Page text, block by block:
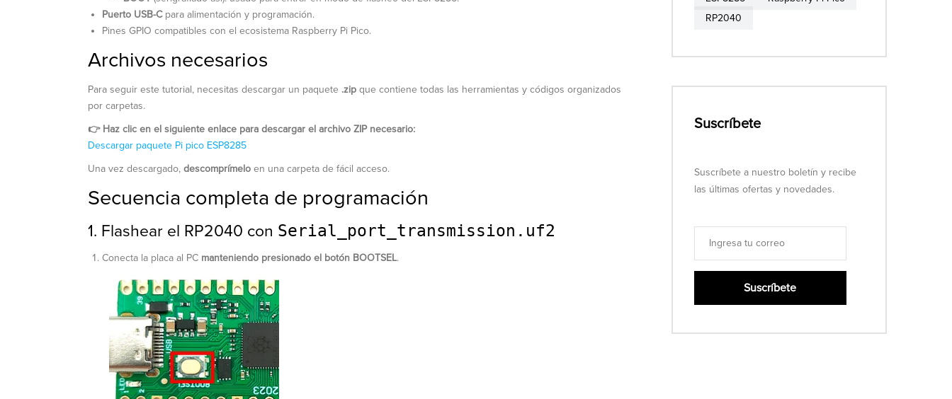
Puerto USB-Cpara alimentación y programación.
Pines GPIO compatibles con el ecosistema Raspberry Pi Pico.
Archivos necesarios
Para seguir este tutorial, necesitas descargar un paquete .zip que contiene todas las herramientas y códigos organizados
por carpetas.
👉 Haz clic en el siguiente enlace para descargar el archivo ZIP necesario:
Descargar paquete Pi pico ESP8285
Una vez descargado, descomprímelo en una carpeta de fácil acceso.
Secuencia completa de programación
1. Flashear el RP2040 con Serial_port_transmission.uf2
Conecta la placa al PC manteniendo presionado el botón BOOTSEL.
RP2040
Suscríbete
Suscríbete a nuestro boletín y recibe
las últimas ofertas y novedades.
Suscríbete